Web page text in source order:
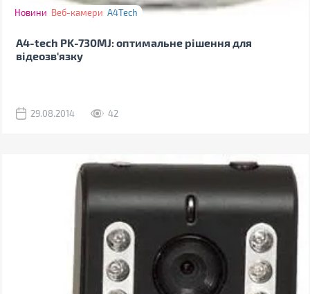
Новини Веб-камери A4Tech
A4-tech PK-730MJ: оптимальне рішення для
відеозв'язку
29.08.2014 42